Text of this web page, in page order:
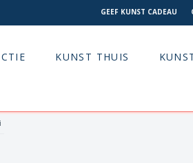
GEEF KUNST CADEAU
KUNST THUIS